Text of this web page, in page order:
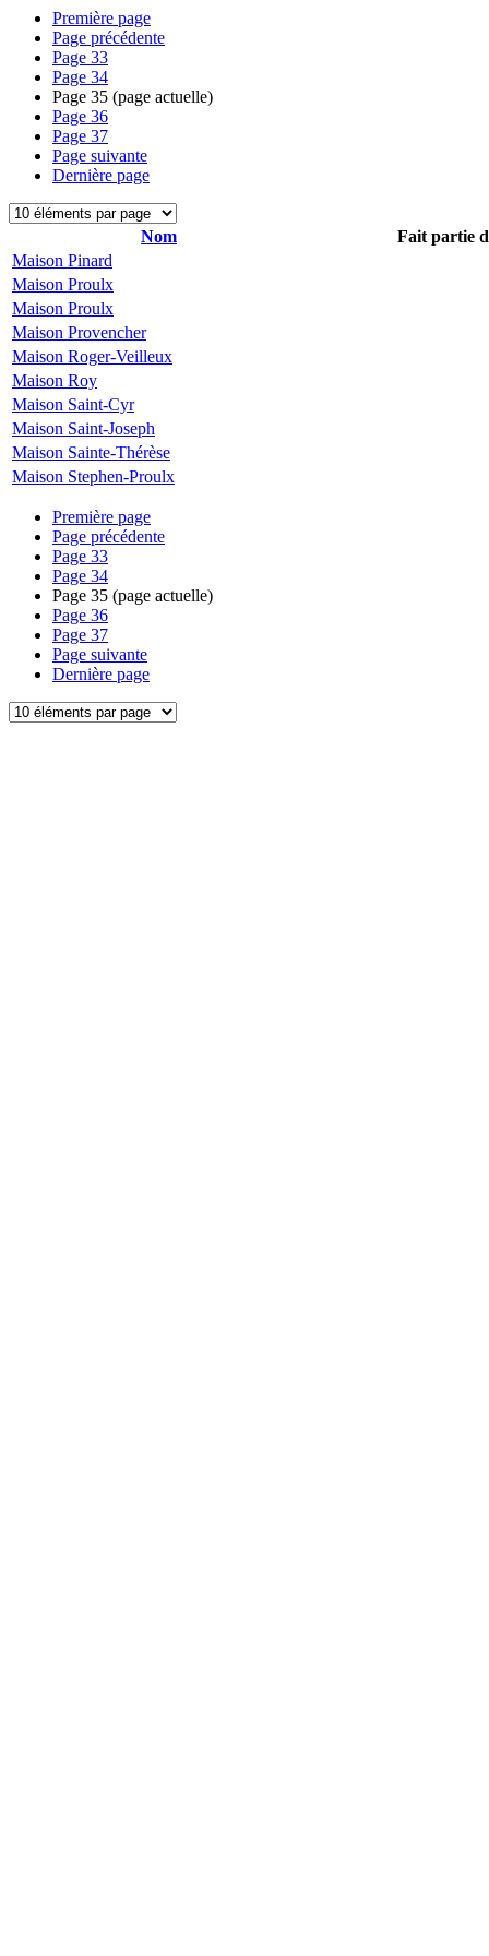
Première page
Page précédente
Page 33
Page 34
Page 35 (page actuelle)
Page 36
Page 37
Page suivante
Dernière page
Nom
Fait partie
Maison Pinard
Maison Proulx
Maison Proulx
Maison Provencher
Maison Roger-Veilleux
Maison Roy
Maison Saint-Cyr
Maison Saint-Joseph
Maison Sainte-Thérèse
Maison Stephen-Proulx
Première page
Page précédente
Page 33
Page 34
Page 35 (page actuelle)
Page 36
Page 37
Page suivante
Dernière page